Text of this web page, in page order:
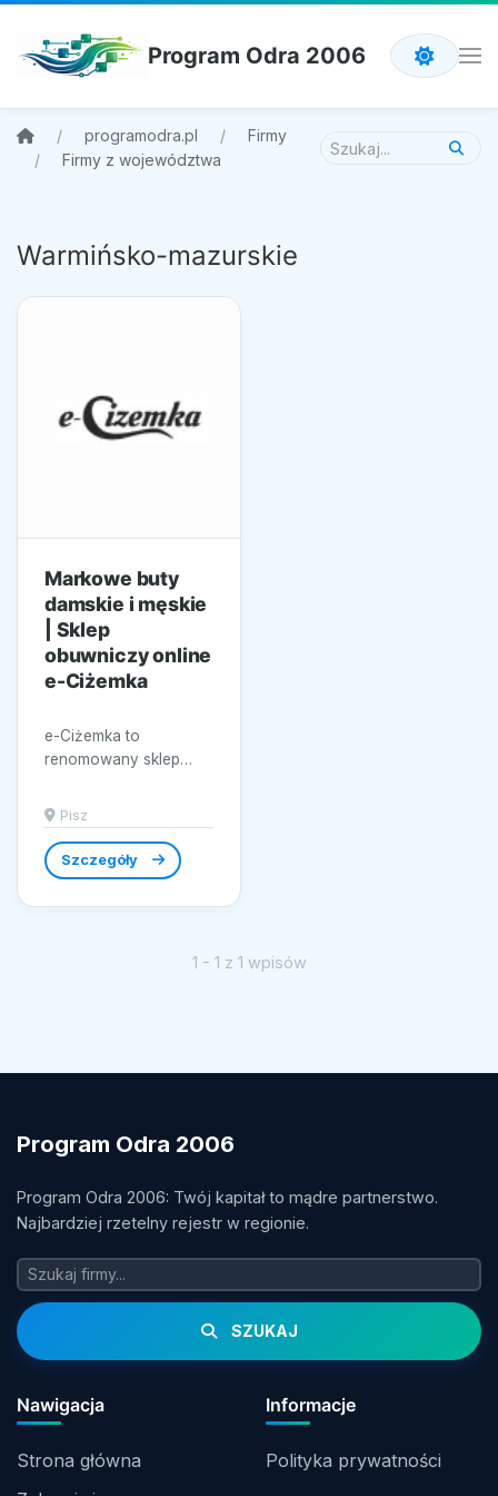
Program Odra 2006
programodra.pl
Firmy
Firmy z województwa
Warmińsko-mazurskie
Markowe buty
damskie i męskie
| Sklep
obuwniczy online
e-Ciżemka
e-Ciżemka to
renomowany sklep
który zdobył uznanie
dzięki bogatej ofercie
markowych butów...
Pisz
Szczegóły
1 - 1 z 1 wpisów
Program Odra 2006
Program Odra 2006: Twój kapitał to mądre partnerstwo.
Najbardziej rzetelny rejestr w regionie.
SZUKAJ
Nawigacja
Strona główna
Informacje
Polityka prywatności